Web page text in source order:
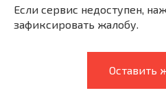
Если сервис недоступен,
зафиксировать жалобу.
Оставить